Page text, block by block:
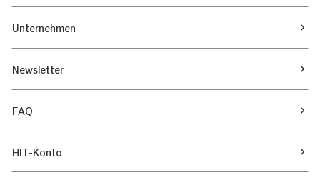
Unternehmen
Newsletter
FAQ
HIT-Konto